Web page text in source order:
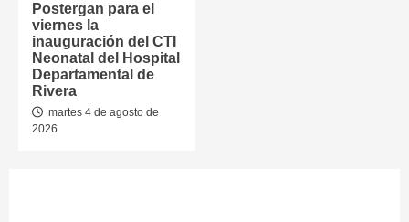
Postergan para el
viernes la
inauguración del CTI
Neonatal del Hospital
Departamental de
Rivera
martes 4 de agosto de
2026